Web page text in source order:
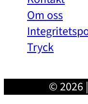
Om oss
Tryck
© 2026